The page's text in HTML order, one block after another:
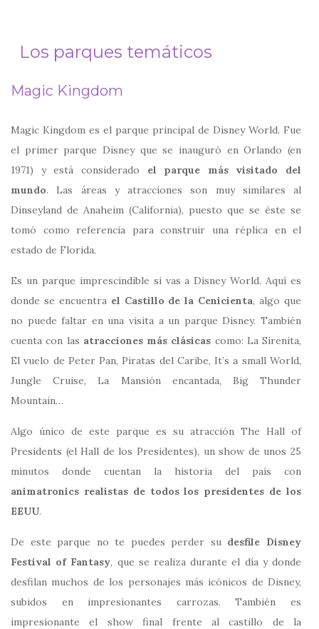
Los parques temáticos
Magic Kingdom
Magic Kingdom es el parque principal de Disney World. Fue
el primer parque Disney que se inauguró en Orlando (en
1971) y está considerado el parque más visitado del
mundo. Las áreas y atracciones son muy similares al
Dinseyland de Anaheim (California), puesto que se éste se
tomó como referencia para construir una réplica en el
estado de Florida.
Es un parque imprescindible si vas a Disney World. Aquí es
donde se encuentra el Castillo de la Cenicienta, algo que
no puede faltar en una visita a un parque Disney. También
cuenta con las atracciones más clásicas como: La Sirenita,
El vuelo de Peter Pan, Piratas del Caribe, It’s a small World,
Jungle Cruise, La Mansión encantada, Big Thunder
Mountain…
Algo único de este parque es su atracción The Hall of
Presidents (el Hall de los Presidentes), un show de unos 25
minutos donde cuentan la historia del país con
animatronics realistas de todos los presidentes de los
EEUU.
De este parque no te puedes perder su desfile Disney
Festival of Fantasy, que se realiza durante el día y donde
desfilan muchos de los personajes más icónicos de Disney,
subidos en impresionantes carrozas. También es
impresionante el show final frente al castillo de la